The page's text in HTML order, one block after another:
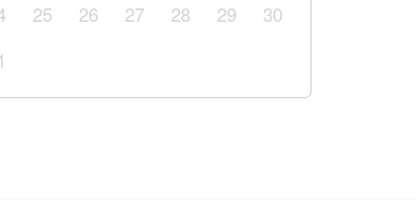
25 26 27 28 29
30